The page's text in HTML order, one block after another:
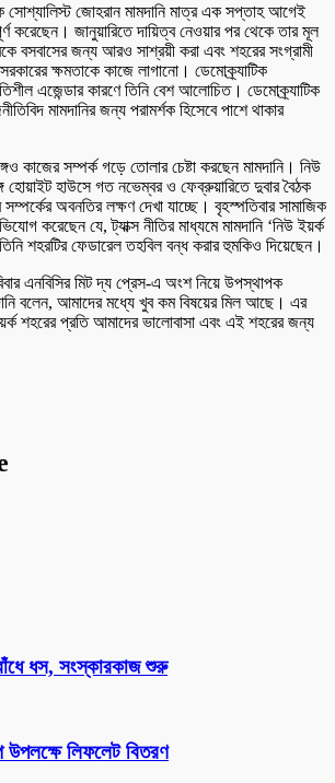
সোশ্যালিস্ট জোহরান মামদানি মাত্র এক সপ্তাহ আগেই
করেছেন। জানুয়ারিতে দায়িত্ব নেওয়ার পর থেকে তার মূল
বসবাসের জন্য আরও সাশ্রয়ী করা এবং শহরের সংগ্রামী
ক্ষমতাকে কাজে লাগানো। ডেমোক্র্যাটিক
এজেন্ডার কারণে তিনি বেশ আলোচিত। ডেমোক্র্যাটিক
মামদানির জন্য পরামর্শক হিসেবে পাশে থাকার
কাজের সম্পর্ক গড়ে তোলার চেষ্টা করছেন মামদানি। নিউ
হোয়াইট হাউসে গত নভেম্বর ও ফেব্রুয়ারিতে দুবার বৈঠক
অবনতির লক্ষণ দেখা যাচ্ছে। বৃহস্পতিবার সামাজিক
করেছেন যে, ট্যাক্স নীতির মাধ্যমে মামদানি ‘নিউ ইয়র্ক
শহরটির ফেডারেল তহবিল বন্ধ করার হুমকিও দিয়েছেন।
এনবিসির মিট দ্য প্রেস-এ অংশ নিয়ে উপস্থাপক
বলেন, আমাদের মধ্যে খুব কম বিষয়ের মিল আছে। এর
শহরের প্রতি আমাদের ভালোবাসা এবং এই শহরের জন্য
ধস, সংস্কারকাজ শুরু
উপলক্ষে লিফলেট বিতরণ